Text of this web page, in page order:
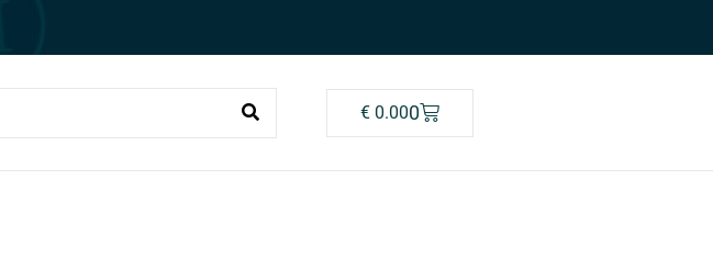
€0.000